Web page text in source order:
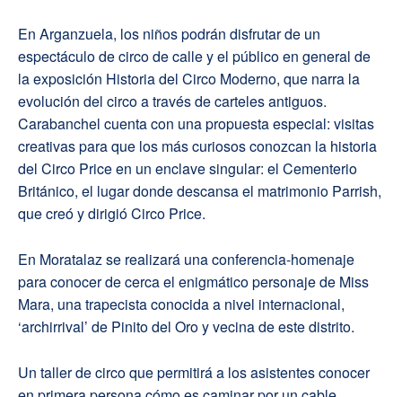
En Arganzuela, los niños podrán disfrutar de un
espectáculo de circo de calle y el público en general de
la exposición Historia del Circo Moderno, que narra la
evolución del circo a través de carteles antiguos.
Carabanchel cuenta con una propuesta especial: visitas
creativas para que los más curiosos conozcan la historia
del Circo Price en un enclave singular: el Cementerio
Británico, el lugar donde descansa el matrimonio Parrish,
que creó y dirigió Circo Price.
En Moratalaz se realizará una conferencia-homenaje
para conocer de cerca el enigmático personaje de Miss
Mara, una trapecista conocida a nivel internacional,
‘archirrival’ de Pinito del Oro y vecina de este distrito.
Un taller de circo que permitirá a los asistentes conocer